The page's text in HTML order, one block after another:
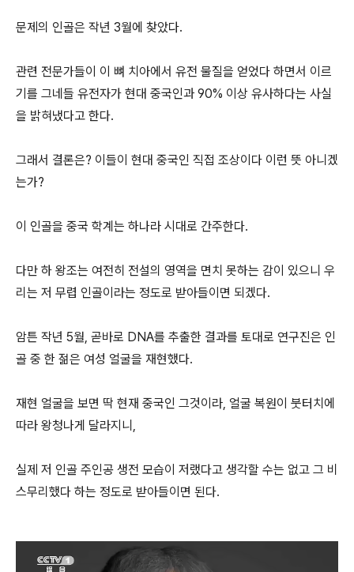
문제의 인골은 작년 3월에 찾았다.
관련 전문가들이 이 뼈 치아에서 유전 물질을 얻었다 하면서 이르
기를 그네들 유전자가 현대 중국인과 90% 이상 유사하다는 사실
을 밝혀냈다고 한다.
그래서 결론은? 이들이 현대 중국인 직접 조상이다 이런 뜻 아니겠
는가?
이 인골을 중국 학계는 하나라 시대로 간주한다.
다만 하 왕조는 여전히 전설의 영역을 면치 못하는 감이 있으니 우
리는 저 무렵 인골이라는 정도로 받아들이면 되겠다.
암튼 작년 5월, 곧바로 DNA를 추출한 결과를 토대로 연구진은 인
골 중 한 젊은 여성 얼굴을 재현했다.
재현 얼굴을 보면 딱 현재 중국인 그것이라, 얼굴 복원이 붓터치에
따라 왕청나게 달라지니,
실제 저 인골 주인공 생전 모습이 저랬다고 생각할 수는 없고 그 비
스무리했다 하는 정도로 받아들이면 된다.